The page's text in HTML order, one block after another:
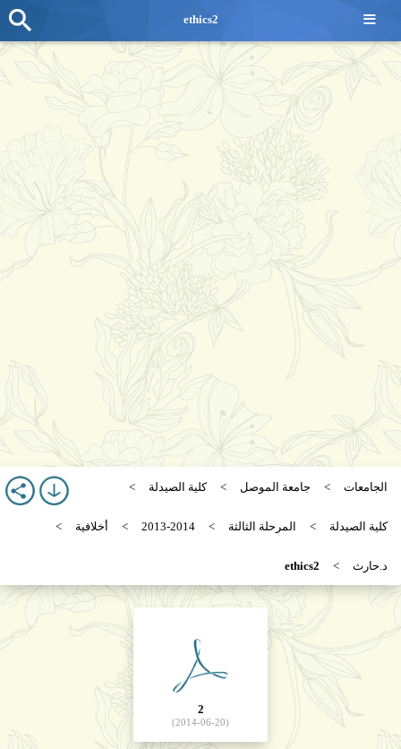
الجامعات جامعة الموصل كلية الصيدلة
كلية الصيدلة المرحلة الثالثة 2013-2014 أخلافية
د.حارث ethics2
2
(2014-06-20)
≡
ethics2